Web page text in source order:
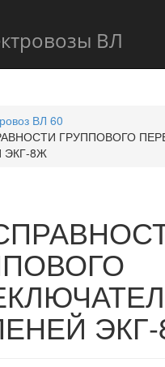
ВЛ
ВЛ 60
ГРУППОВОГО
ЭКГ-8Ж